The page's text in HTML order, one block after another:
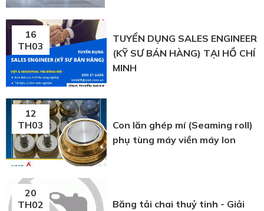
16
TH03
TUYỂN DỤNG SALES ENGINEER
(KỸ SƯ BÁN HÀNG) TẠI HỒ CHÍ
MINH
12
TH03
Con lăn ghép mí (Seaming roll)
phụ tùng máy viền máy lon
20
TH02
Băng tải chai thuỷ tinh - Giải